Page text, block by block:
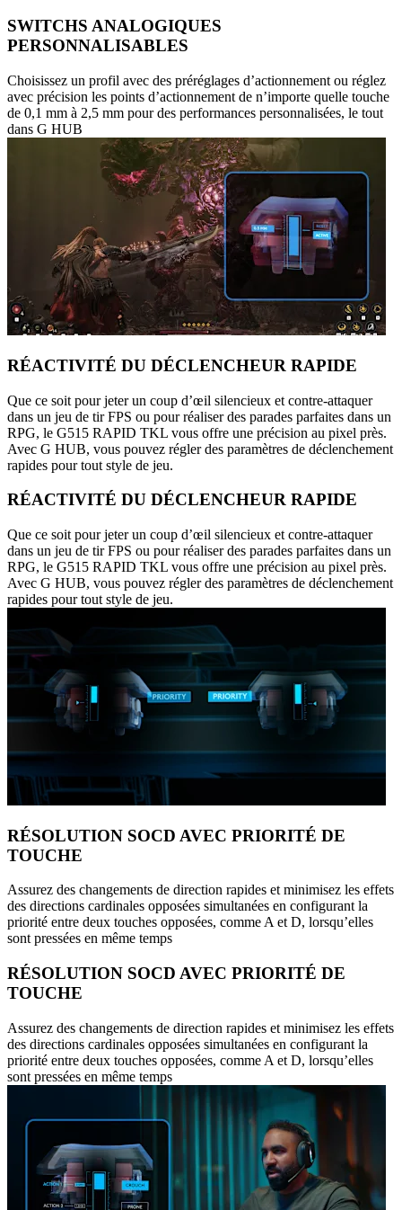
SWITCHS ANALOGIQUES
PERSONNALISABLES
Choisissez un profil avec des préréglages d’actionnement ou réglez
avec précision les points d’actionnement de n’importe quelle touche
de 0,1 mm à 2,5 mm pour des performances personnalisées, le tout
dans G HUB
RÉACTIVITÉ DU DÉCLENCHEUR RAPIDE
Que ce soit pour jeter un coup d’œil silencieux et contre-attaquer
dans un jeu de tir FPS ou pour réaliser des parades parfaites dans un
RPG, le G515 RAPID TKL vous offre une précision au pixel près.
Avec G HUB, vous pouvez régler des paramètres de déclenchement
rapides pour tout style de jeu.
RÉACTIVITÉ DU DÉCLENCHEUR RAPIDE
Que ce soit pour jeter un coup d’œil silencieux et contre-attaquer
dans un jeu de tir FPS ou pour réaliser des parades parfaites dans un
RPG, le G515 RAPID TKL vous offre une précision au pixel près.
Avec G HUB, vous pouvez régler des paramètres de déclenchement
rapides pour tout style de jeu.
RÉSOLUTION SOCD AVEC PRIORITÉ DE
TOUCHE
Assurez des changements de direction rapides et minimisez les effets
des directions cardinales opposées simultanées en configurant la
priorité entre deux touches opposées, comme A et D, lorsqu’elles
sont pressées en même temps
RÉSOLUTION SOCD AVEC PRIORITÉ DE
TOUCHE
Assurez des changements de direction rapides et minimisez les effets
des directions cardinales opposées simultanées en configurant la
priorité entre deux touches opposées, comme A et D, lorsqu’elles
sont pressées en même temps